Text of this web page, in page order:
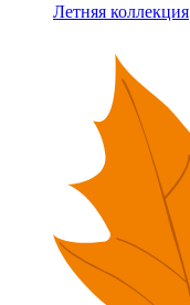
Летняя коллекция